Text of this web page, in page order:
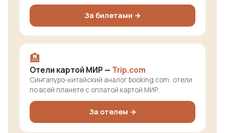
За билетами →
🏨
Отели картой МИР — Trip.com
Сингапуро-китайский аналог booking.com: отели
по всей планете с оплатой картой МИР.
За отелем →